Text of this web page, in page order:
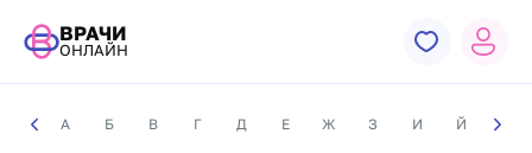
ВРАЧИ
ОНЛАЙН
А Б В Г Д Е Ж З И Й К